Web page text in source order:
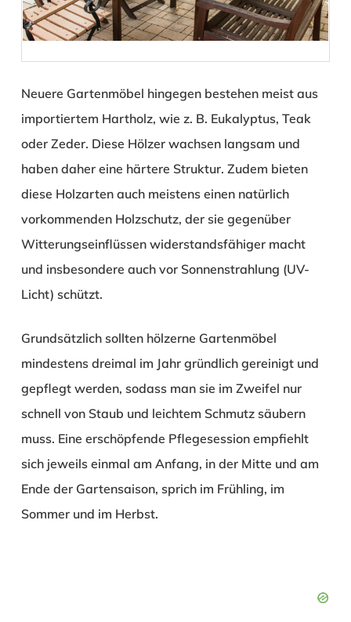
Neuere Gartenmöbel hingegen bestehen meist aus
importiertem Hartholz, wie z. B. Eukalyptus, Teak
oder Zeder. Diese Hölzer wachsen langsam und
haben daher eine härtere Struktur. Zudem bieten
diese Holzarten auch meistens einen natürlich
vorkommenden Holzschutz, der sie gegenüber
Witterungseinflüssen widerstandsfähiger macht
und insbesondere auch vor Sonnenstrahlung (UV-
Licht) schützt.
Grundsätzlich sollten hölzerne Gartenmöbel
mindestens dreimal im Jahr gründlich gereinigt und
gepflegt werden, sodass man sie im Zweifel nur
schnell von Staub und leichtem Schmutz säubern
muss. Eine erschöpfende Pflegesession empfiehlt
sich jeweils einmal am Anfang, in der Mitte und am
Ende der Gartensaison, sprich im Frühling, im
Sommer und im Herbst.